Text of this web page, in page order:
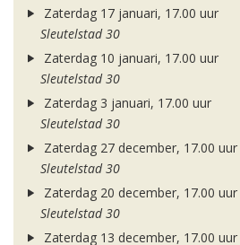
Zaterdag 17 januari, 17.00 uur
Sleutelstad 30
Zaterdag 10 januari, 17.00 uur
Sleutelstad 30
Zaterdag 3 januari, 17.00 uur
Sleutelstad 30
Zaterdag 27 december, 17.00 uur
Sleutelstad 30
Zaterdag 20 december, 17.00 uur
Sleutelstad 30
Zaterdag 13 december, 17.00 uur